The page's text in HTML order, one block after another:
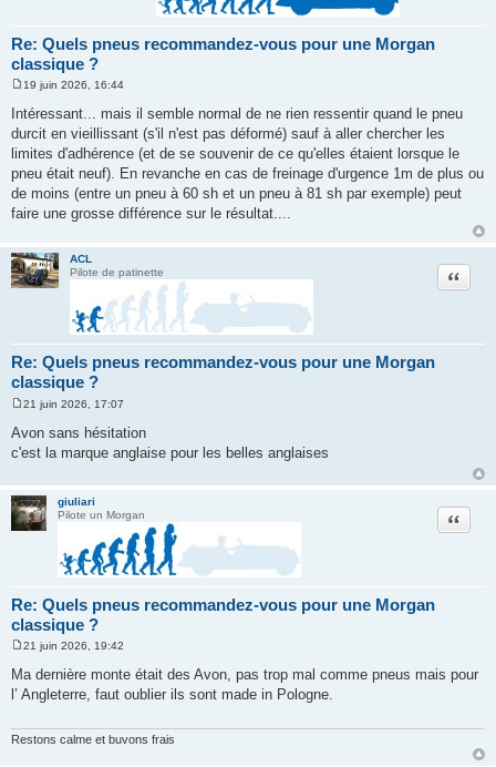
Re: Quels pneus recommandez-vous pour une Morgan
classique ?
e
s
s
a
g
e
19 juin 2026, 16:44
Intéressant... mais il semble normal de ne rien ressentir quand le pneu
durcit en vieillissant (s'il n'est pas déformé) sauf à aller chercher les
limites d'adhérence (et de se souvenir de ce qu'elles étaient lorsque le
pneu était neuf). En revanche en cas de freinage d'urgence 1m de plus ou
de moins (entre un pneu à 60 sh et un pneu à 81 sh par exemple) peut
faire une grosse différence sur le résultat....
ACL
Pilote de patinette
Re: Quels pneus recommandez-vous pour une Morgan
classique ?
Citation
s
s
e
21 juin 2026, 17:07
Avon sans hésitation
c'est la marque anglaise pour les belles anglaises
giuliari
Pilote un Morgan
Re: Quels pneus recommandez-vous pour une Morgan
classique ?
Citation
e
s
s
e
21 juin 2026, 19:42
Ma dernière monte était des Avon, pas trop mal comme pneus mais pour
l’ Angleterre, faut oublier ils sont made in Pologne.
Restons calme et buvons frais